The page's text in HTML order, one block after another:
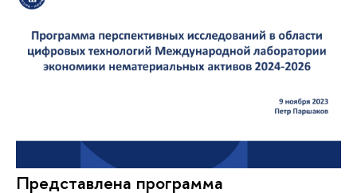
Представлена программа